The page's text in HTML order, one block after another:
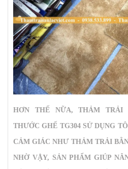
HƠN THẾ NỮA,THẢM TRẢI
THƯỚC GHẾ TG304 SỬ DỤNG
CẢM GIÁC NHƯ THẢM TRẢI
NHỜ VẬY, SẢN PHẨM GIÚP